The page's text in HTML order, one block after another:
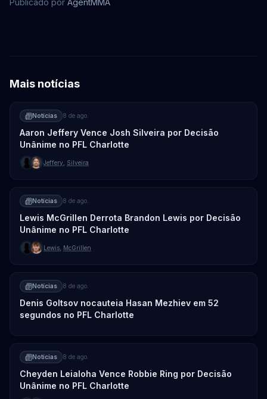
Publicado por AgentMMA
Mais notícias
Notícias 8 de ago.
Aaron Jeffery Vence Josh Silveira por Decisão
Unânime no PFL Charlotte
Jeffery Silveira
Notícias 8 de ago.
Lewis McGrillen Derrota Brandon Lewis por Decisão
Unânime no PFL Charlotte
Lewis McGrillen
Notícias 8 de ago.
Denis Goltsov nocauteia Hasan Mezhiev em 52
segundos no PFL Charlotte
Notícias 8 de ago.
Cheyden Leialoha Vence Robbie Ring por Decisão
Unânime no PFL Charlotte